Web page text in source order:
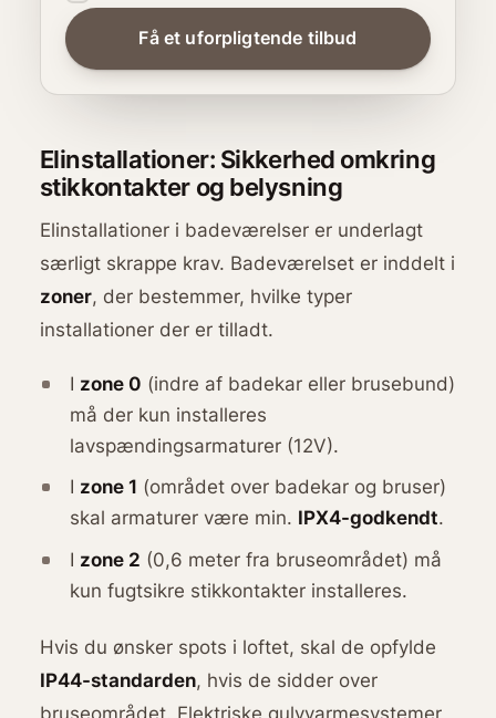
Elinstallationer: Sikkerhed omkring
stikkontakter og belysning
Elinstallationer i badeværelser er underlagt
særligt skrappe krav. Badeværelset er inddelt i
zoner, der bestemmer, hvilke typer
installationer der er tilladt.
I zone 0 (indre af badekar eller brusebund)
må der kun installeres
lavspændingsarmaturer (12V).
I zone 1 (området over badekar og bruser)
skal armaturer være min. IPX4-godkendt.
I zone 2 (0,6 meter fra bruseområdet) må
kun fugtsikre stikkontakter installeres.
Hvis du ønsker spots i loftet, skal de opfylde
IP44-standarden, hvis de sidder over
bruseområdet. Elektriske gulvvarmesystemer